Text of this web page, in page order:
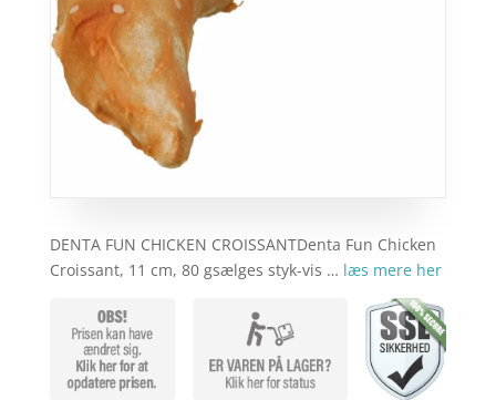
DENTA FUN CHICKEN CROISSANTDenta Fun Chicken
Croissant, 11 cm, 80 gsælges styk-vis … læs mere her